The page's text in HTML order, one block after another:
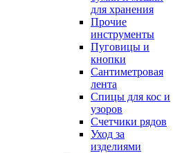
для хранения
Прочие
инструменты
Пуговицы и
кнопки
Сантиметровая
лента
Спицы для кос и
узоров
Счетчики рядов
Уход за
изделиями